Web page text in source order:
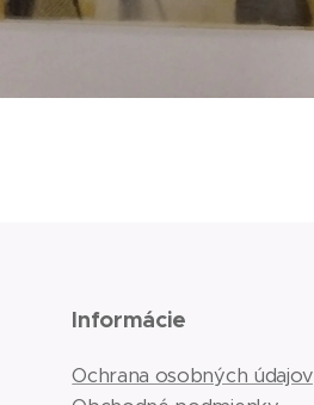
Informácie
Ochrana osobných údajov